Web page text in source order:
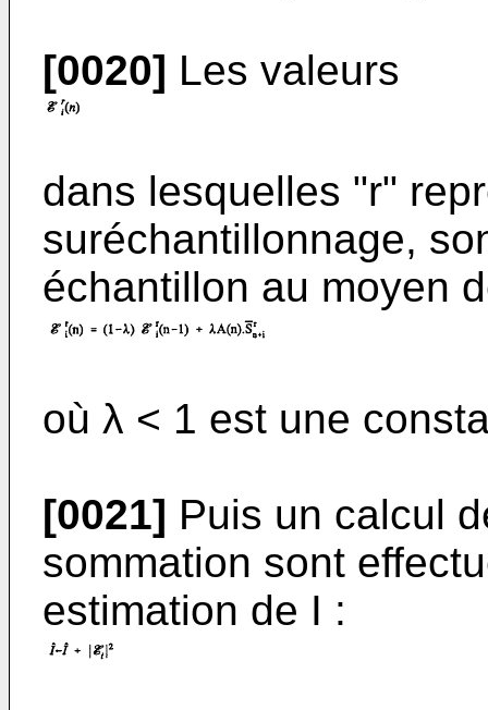
[0020] Les valeurs
dans lesquelles "r"
suréchantillonnage,
échantillon au moyen
où λ < 1 est une
[0021] Puis un calcul
sommation sont
estimation de I :